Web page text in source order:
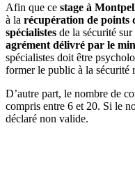
Afin que ce stage à
à la récupération de points
spécialistes de la sécurité
agrément délivré par le
spécialistes doit être
former le public à la sécurité
D’autre part, le nombre de
compris entre 6 et 20. Si le
déclaré non valide.